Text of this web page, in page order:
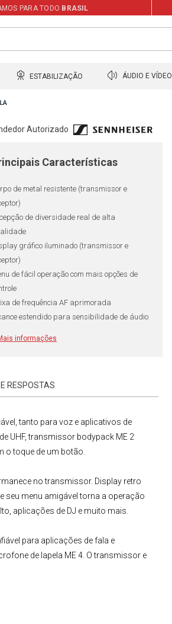
PARA TODO BRASIL
ESTABILIZAÇÃO ÁUDIO E VÍDEO
Autorizado
Características
de metal resistente (transmissor e
de diversidade real de alta
gráfico iluminado (transmissor e
de fácil operação com mais opções de
de frequência AF aprimorada
estendido para sensibilidade de áudio
até 12 frequências
informações
RESPOSTAS
tanto para voz e aplicativos de
UHF, transmissor bodypack ME 2
o toque de um botão.
no transmissor. Display retro
seu menu amigável torna a operação
aplicações de DJ e muito mais.
para aplicações de fala e
de lapela ME 4 . O transmissor e